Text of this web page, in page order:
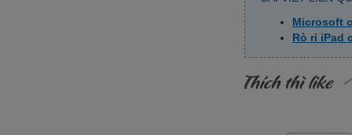
Microsoft
Rò rỉ iPad